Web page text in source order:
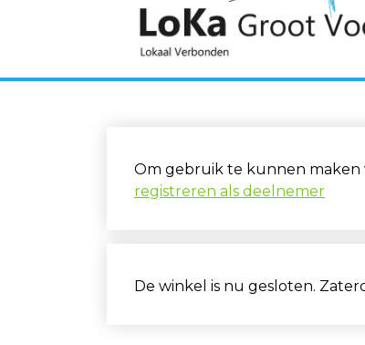
Om gebruik te kunnen maken
registreren als deelnemer
De winkel is nu gesloten.